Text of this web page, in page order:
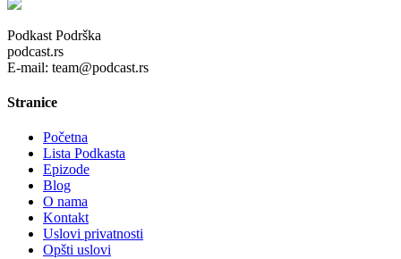
Podkast Podrška
podcast.rs
E-mail: team@podcast.rs
Stranice
Početna
Lista Podkasta
Epizode
Blog
O nama
Kontakt
Uslovi privatnosti
Opšti uslovi